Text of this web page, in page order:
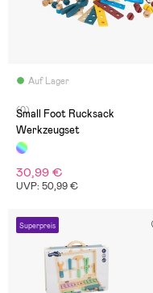
Auf Lager
(0)
Small Foot Rucksack
Werkzeugset
30,99 €
UVP: 50,99 €
Superpreis